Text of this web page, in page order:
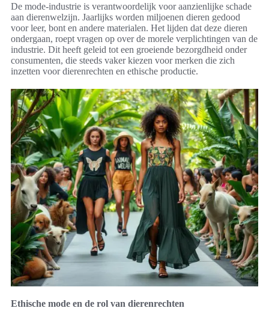
De mode-industrie is verantwoordelijk voor aanzienlijke schade
aan dierenwelzijn. Jaarlijks worden miljoenen dieren gedood
voor leer, bont en andere materialen. Het lijden dat deze dieren
ondergaan, roept vragen op over de morele verplichtingen van de
industrie. Dit heeft geleid tot een groeiende bezorgdheid onder
consumenten, die steeds vaker kiezen voor merken die zich
inzetten voor dierenrechten en ethische productie.
Ethische mode en de rol van dierenrechten